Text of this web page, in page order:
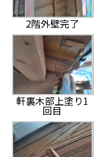
2階外壁完了
軒裏木部上塗り1
回目